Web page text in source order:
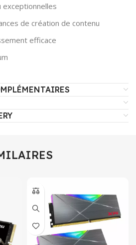
exceptionnelles
de création de contenu
efficace